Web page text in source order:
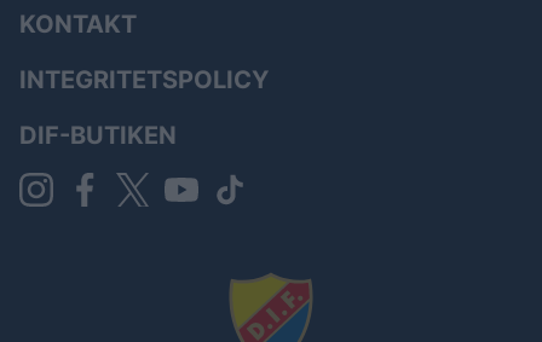
KONTAKT
INTEGRITETSPOLICY
DIF-BUTIKEN